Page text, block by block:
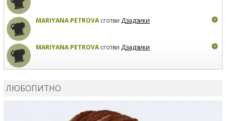
MARIYANA PETROVAсготви Дзадзики
MARIYANA PETROVAсготви Дзадзики
ЛЮБОПИТНО